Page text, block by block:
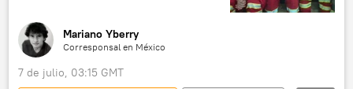
Mariano Yberry
Corresponsal en México
7 de julio, 03:15 GMT